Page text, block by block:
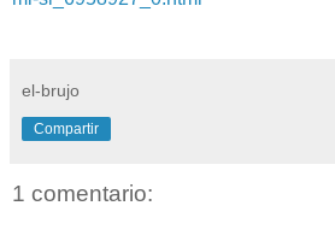
el-brujo
Compartir
1 comentario: